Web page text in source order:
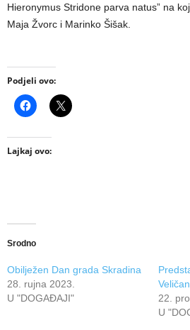
Hieronymus Stridone parva natus” na
Maja Žvorc i Marinko Šišak.
Podjeli ovo:
Lajkaj ovo:
Srodno
Obilježen Dan grada Skradina
28. rujna 2023.
U "DOGAĐAJI"
22.
U